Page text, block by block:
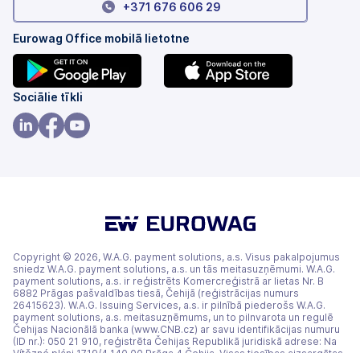
+371 676 606 29
Eurowag Office mobilā lietotne
(tiek
atvērts
jaunā
Sociālie tīkli
Copyright © 2026, W.A.G. payment solutions, a.s. Visus pakalpojumus
sniedz W.A.G. payment solutions, a.s. un tās meitasuzņēmumi. W.A.G.
payment solutions, a.s. ir reģistrēts Komercreģistrā ar lietas Nr. B
6882 Prāgas pašvaldības tiesā, Čehijā (reģistrācijas numurs
26415623). W.A.G. Issuing Services, a.s. ir pilnībā piederošs W.A.G.
payment solutions, a.s. meitasuzņēmums, un to pilnvarota un regulē
Čehijas Nacionālā banka (www.CNB.cz) ar savu identifikācijas numuru
(ID nr.): 050 21 910, reģistrēta Čehijas Republikā juridiskā adrese: Na